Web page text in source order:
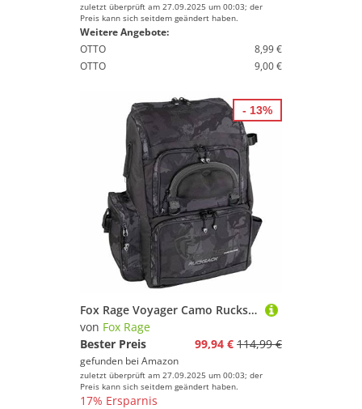
zuletzt überprüft am 27.09.2025 um 00:03; der
Preis kann sich seitdem geändert haben.
Weitere Angebote:
OTTO
8,99 €
OTTO
9,00 €
Fox Rage Voyager Camo Rucksack 50x39x26cm - Angelrucksack, Rucksack für Kunstköder und Zubehör, Angeltasche fürs Spinnfischen
von Fox Rage
Bester Preis
99,94 € 114,99 €
gefunden bei Amazon
zuletzt überprüft am 27.09.2025 um 00:03; der
Preis kann sich seitdem geändert haben.
17% Ersparnis
- 13%